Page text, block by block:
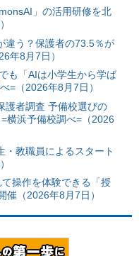
」の活用研修を北
違う？保護者の73.5％が
年8月7日）
も「AIは小学生から学ば
=（2026年8月7日）
護者調査 予備校選びの
横浜予備校調べ=（2026
・教職員によるスタート
操作を体験できる「授
（2026年8月7日）